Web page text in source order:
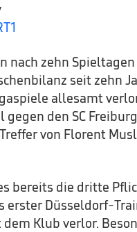
nach zehn
seit zehn
allesamt
gegen den SC
von Florent
bereits die dritte
erster Düsseldorf-
Klub verlor.